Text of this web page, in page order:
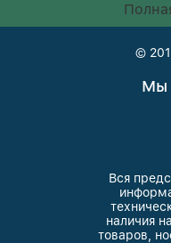
©
Мы
Вся
наличия
товаров,